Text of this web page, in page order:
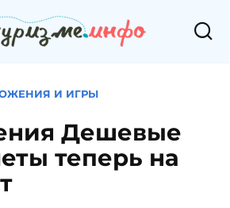
И ИГРЫ
Дешевые
теперь на